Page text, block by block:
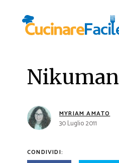
Nikuman
MYRIAM AMATO
30 Luglio 2011
CONDIVIDI: